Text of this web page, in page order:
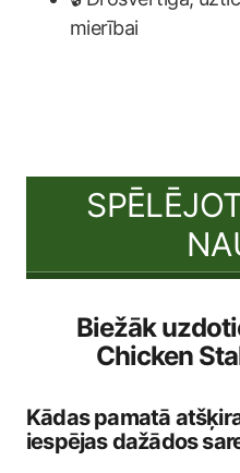
mierībai
Biežāk
Chicken
Kādas pamatā
iespējas dažādos